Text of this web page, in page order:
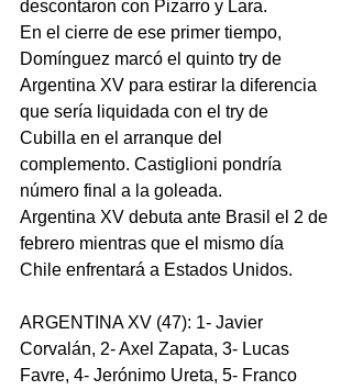
descontaron con Pizarro y Lara.
En el cierre de ese primer tiempo,
Domínguez marcó el quinto try de
Argentina XV para estirar la diferencia
que sería liquidada con el try de
Cubilla en el arranque del
complemento. Castiglioni pondría
número final a la goleada.
Argentina XV debuta ante Brasil el 2 de
febrero mientras que el mismo día
Chile enfrentará a Estados Unidos.
ARGENTINA XV (47): 1- Javier
Corvalán, 2- Axel Zapata, 3- Lucas
Favre, 4- Jerónimo Ureta, 5- Franco